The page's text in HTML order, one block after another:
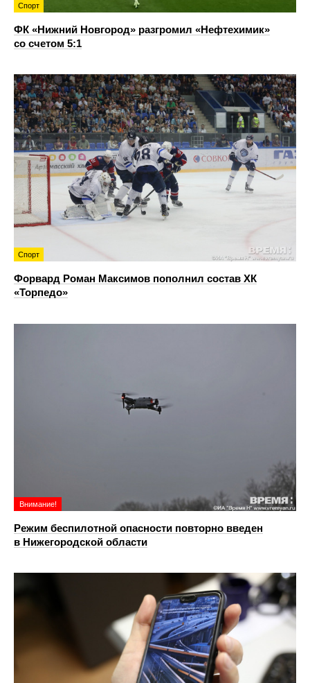
Спорт
ФК «Нижний Новгород» разгромил «Нефтехимик»
со счетом 5:1
Спорт
Форвард Роман Максимов пополнил состав ХК
«Торпедо»
Внимание!
Режим беспилотной опасности повторно введен
в Нижегородской области